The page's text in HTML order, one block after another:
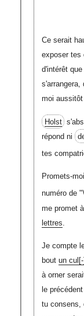
Ce serait
exposer tes
d'intérêt
s'arrangera,
moi
Holst
répond ni
tes
Promets-
numéro de
me promet
lettres
Je compte
bout un cul [-]
à orner
le
tu consens,